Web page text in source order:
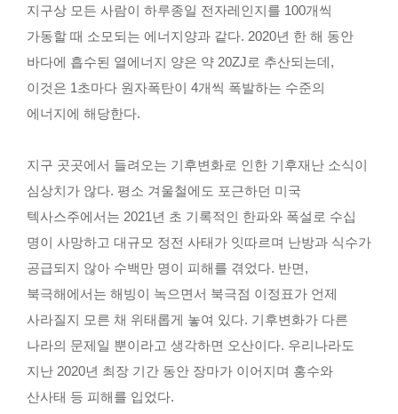
지구상 모든 사람이 하루종일 전자레인지를 100개씩
가동할 때 소모되는 에너지양과 같다. 2020년 한 해 동안
바다에 흡수된 열에너지 양은 약 20ZJ로 추산되는데,
이것은 1초마다 원자폭탄이 4개씩 폭발하는 수준의
에너지에 해당한다.
지구 곳곳에서 들려오는 기후변화로 인한 기후재난 소식이
심상치가 않다. 평소 겨울철에도 포근하던 미국
텍사스주에서는 2021년 초 기록적인 한파와 폭설로 수십
명이 사망하고 대규모 정전 사태가 잇따르며 난방과 식수가
공급되지 않아 수백만 명이 피해를 겪었다. 반면,
북극해에서는 해빙이 녹으면서 북극점 이정표가 언제
사라질지 모른 채 위태롭게 놓여 있다. 기후변화가 다른
나라의 문제일 뿐이라고 생각하면 오산이다. 우리나라도
지난 2020년 최장 기간 동안 장마가 이어지며 홍수와
산사태 등 피해를 입었다.
연구
연구활동
최신 연구뉴스
연구분야
연구기관
연구센터
사업단
연구시설
대학주관연구소
연구지원
연구행정소개
자연과학대학 지원사업
본부(연구처) 지원사업
국가R&D통합공고(NTIS)
연구자료실